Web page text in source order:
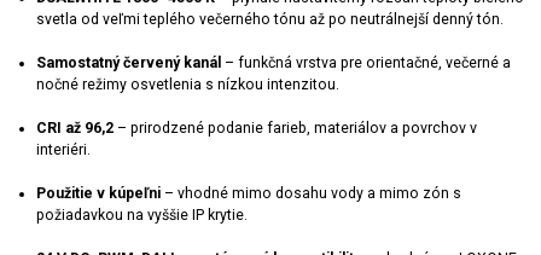
svetla od veľmi teplého večerného tónu až po neutrálnejší denný tón.
Samostatný červený kanál – funkčná vrstva pre orientačné, večerné a
nočné režimy osvetlenia s nízkou intenzitou.
CRI až 96,2 – prirodzené podanie farieb, materiálov a povrchov v
interiéri.
Použitie v kúpeľni – vhodné mimo dosahu vody a mimo zón s
požiadavkou na vyššie IP krytie.